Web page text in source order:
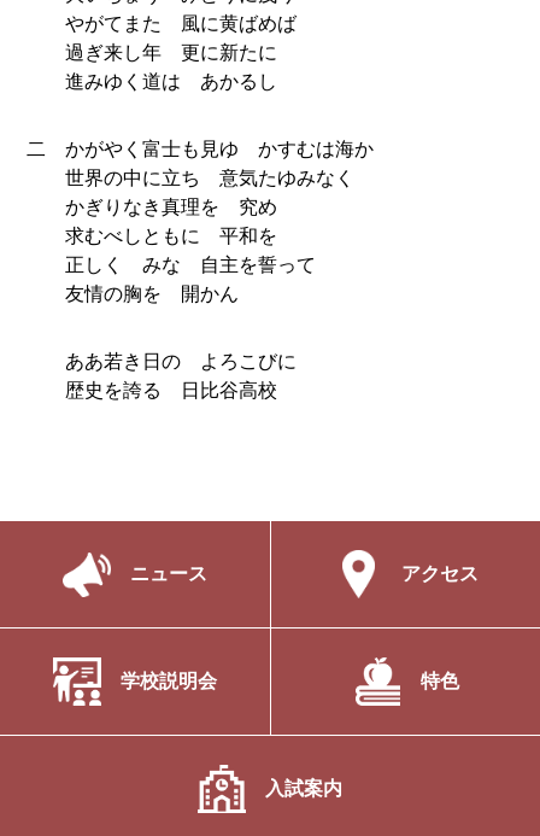
やがてまた 風に黄ばめば
過ぎ来し年 更に新たに
進みゆく道は あかるし
二
かがやく富士も見ゆ かすむは海か
世界の中に立ち 意気たゆみなく
かぎりなき真理を 究め
求むべしともに 平和を
正しく みな 自主を誓って
友情の胸を 開かん
ああ若き日の よろこびに
歴史を誇る 日比谷高校
ニュース アクセス
学校説明会 特色
入試案内